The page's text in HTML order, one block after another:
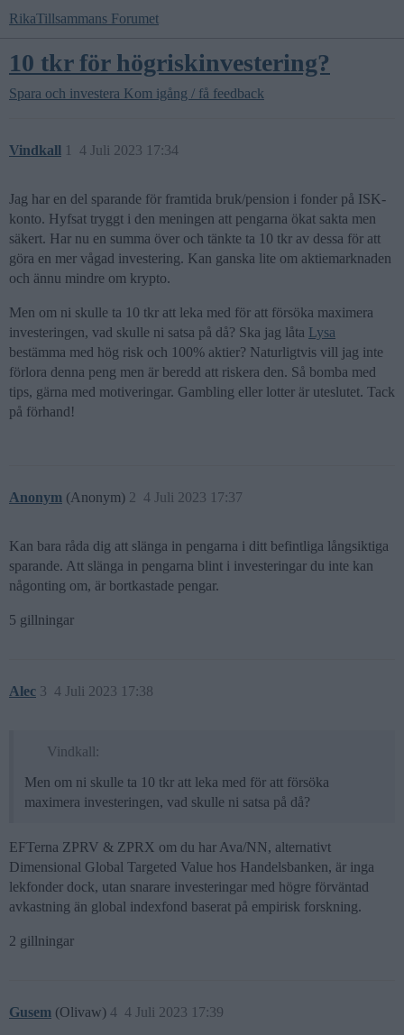
RikaTillsammans Forumet
10 tkr för högriskinvestering?
Spara och investera Kom igång / få feedback
Vindkall 4 Juli 2023 17:34
1
Jag har en del sparande för framtida bruk/pension i fonder på ISK-
konto. Hyfsat tryggt i den meningen att pengarna ökat sakta men
säkert. Har nu en summa över och tänkte ta 10 tkr av dessa för att
göra en mer vågad investering. Kan ganska lite om aktiemarknaden
och ännu mindre om krypto.
Men om ni skulle ta 10 tkr att leka med för att försöka maximera
investeringen, vad skulle ni satsa på då? Ska jag låta Lysa
bestämma med hög risk och 100% aktier? Naturligtvis vill jag inte
förlora denna peng men är beredd att riskera den. Så bomba med
tips, gärna med motiveringar. Gambling eller lotter är uteslutet. Tack
på förhand!
Anonym (Anonym) 4 Juli 2023 17:37
2
Kan bara råda dig att slänga in pengarna i ditt befintliga långsiktiga
sparande. Att slänga in pengarna blint i investeringar du inte kan
någonting om, är bortkastade pengar.
5 gillningar
Alec 4 Juli 2023 17:38
3
Vindkall:
Men om ni skulle ta 10 tkr att leka med för att försöka
maximera investeringen, vad skulle ni satsa på då?
EFTerna ZPRV & ZPRX om du har Ava/NN, alternativt
Dimensional Global Targeted Value hos Handelsbanken, är inga
lekfonder dock, utan snarare investeringar med högre förväntad
avkastning än global indexfond baserat på empirisk forskning.
2 gillningar
Gusem (Olivaw) 4 Juli 2023 17:39
4